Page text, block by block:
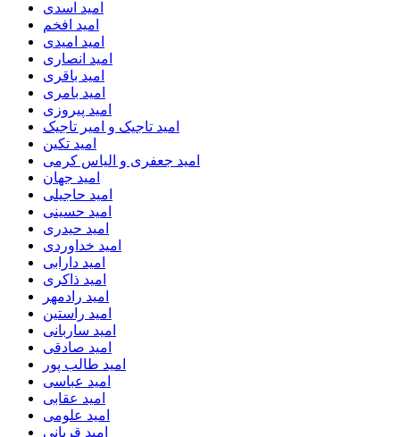
امید اسدی
امید افخم
امید امیدی
امید انصاری
امید باقری
امید بامری
امید پیروزی
امید تاجیک و امیر تاجیک
امید تکین
امید جعفری و الیاس کرمی
امید جهان
امید حاجیلی
امید حسینی
امید حیدری
امید خداوردی
امید دارابی
امید ذاکری
امید رادمهر
امید راستین
امید ساربانی
امید صادقی
امید طالب پور
امید عباسی
امید عقابی
امید علومی
امید قربانی